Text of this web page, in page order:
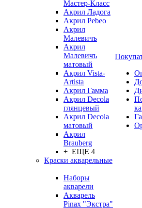
Мастер-Класс
Акрил Ладога
Акрил Pebeo
Акрил
Малевичъ
Акрил
Малевичъ
матовый
Акрил Vista-
Artista
Акрил Гамма
Акрил Decola
глянцевый
Акрил Decola
матовый
Акрил
Brauberg
+ ЕЩЕ 4
Краски акварельные
Наборы
акварели
Акварель
Pinax "Экстра"